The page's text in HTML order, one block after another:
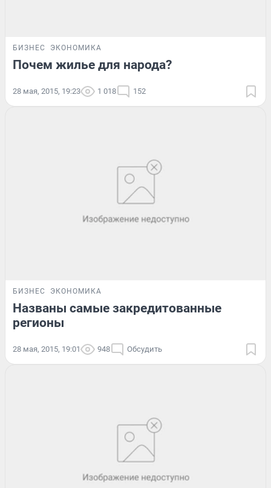
БИЗНЕС ЭКОНОМИКА
Почем жилье для народа?
28 мая, 2015, 19:23 1 018 152
БИЗНЕС ЭКОНОМИКА
Названы самые закредитованные
регионы
28 мая, 2015, 19:01 948 Обсудить